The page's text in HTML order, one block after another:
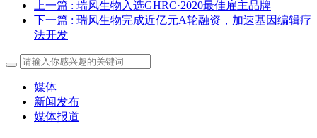
上一篇 : 瑞风生物入选GHRC·2020最佳雇主品牌
下一篇 : 瑞风生物完成近亿元A轮融资，加速基因编辑疗
法开发
媒体
新闻发布
媒体报道